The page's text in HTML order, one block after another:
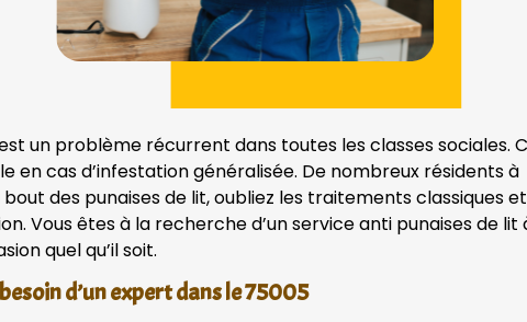
un problème récurrent dans toutes les classes sociales.
en cas d’infestation généralisée. De nombreux résidents
des punaises de lit, oubliez les traitements classiques et
Vous êtes à la recherche d’un service anti punaises de lit
quel qu’il soit.
d’un expert dans le 75005